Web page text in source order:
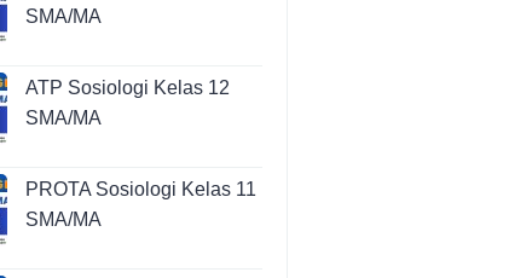
SMA/MA
ATP Sosiologi Kelas 12
SMA/MA
PROTA Sosiologi Kelas 11
SMA/MA